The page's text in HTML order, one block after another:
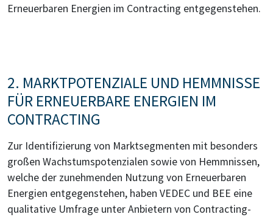
Erneuerbaren Energien im Contracting entgegenstehen.
2. MARKTPOTENZIALE UND HEMMNISSE
FÜR ERNEUERBARE ENERGIEN IM
CONTRACTING
Zur Identifizierung von Marktsegmenten mit besonders
großen Wachstumspotenzialen sowie von Hemmnissen,
welche der zunehmenden Nutzung von Erneuerbaren
Energien entgegenstehen, haben VEDEC und BEE eine
qualitative Umfrage unter Anbietern von Contracting-